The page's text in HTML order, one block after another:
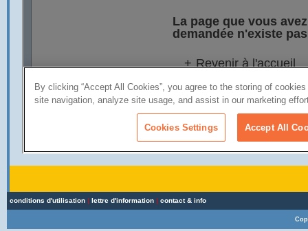
conditions d'utilisation | lettre d'information | contact & info